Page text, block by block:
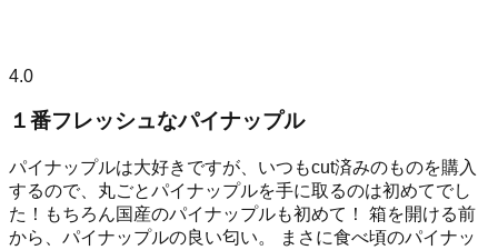
4.0
１番フレッシュなパイナップル
パイナップルは大好きですが、いつもcut済みのものを購入
するので、丸ごとパイナップルを手に取るのは初めてでし
た！もちろん国産のパイナップルも初めて！ 箱を開ける前
から、パイナップルの良い匂い。 まさに食べ頃のパイナッ